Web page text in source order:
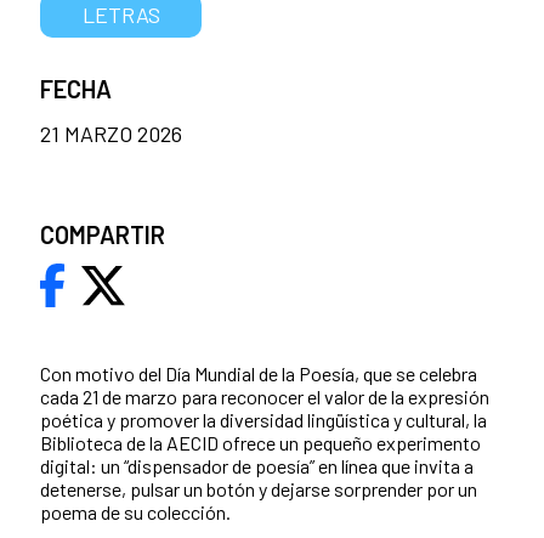
Con motivo del Día Mundial de la Poesía, que se celebra
cada 21 de marzo para reconocer el valor de la expresión
poética y promover la diversidad lingüística y cultural, la
Biblioteca de la AECID ofrece un pequeño experimento
digital: un “dispensador de poesía” en línea que invita a
detenerse, pulsar un botón y dejarse sorprender por un
poema de su colección.
LETRAS
FECHA
21 MARZO 2026
COMPARTIR